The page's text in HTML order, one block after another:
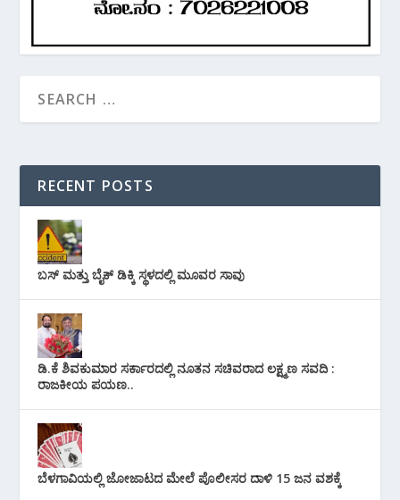
RECENT POSTS
ಬಸ್ ಮತ್ತು ಬೈಕ್ ಡಿಕ್ಕಿ ಸ್ಥಳದಲ್ಲಿ ಮೂವರ ಸಾವು
ಡಿ.ಕೆ ಶಿವಕುಮಾರ ಸರ್ಕಾರದಲ್ಲಿ ನೂತನ ಸಚಿವರಾದ ಲಕ್ಷ್ಮಣ ಸವದಿ :
ರಾಜಕೀಯ ಪಯಣ..
ಬೆಳಗಾವಿಯಲ್ಲಿ ಜೋಜಾಟದ ಮೇಲೆ ಪೊಲೀಸರ ದಾಳಿ 15 ಜನ ವಶಕ್ಕೆ